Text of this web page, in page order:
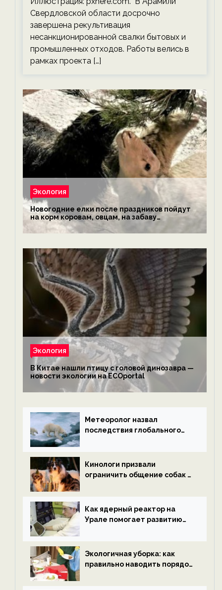
Свердловской области досрочно
завершена рекультивация
несанкционированной свалки бытовых и
промышленных отходов. Работы велись в
рамках проекта […]
Экология
Новогодние елки после праздников пойдут
на корм коровам, овцам, на забаву
обезьянам, львам и леопардам — новости
экологии на ECOportal
Экология
В Китае нашли птицу с головой динозавра —
новости экологии на ECOportal
Метеоролог назвал
последствия глобального
ECOportal
Кинологи призвали
ограничить общение собак с
ECOportal
Как ядерный реактор на
Урале помогает развитию
ECOportal
Экологичная уборка: как
правильно наводить порядок